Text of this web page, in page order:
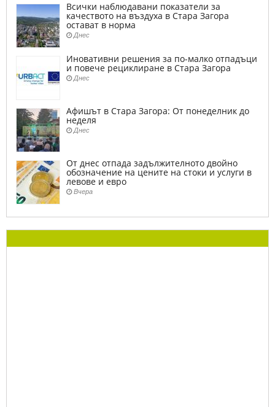
Всички наблюдавани показатели за
качеството на въздуха в Стара Загора
остават в норма
Днес
Иновативни решения за по-малко отпадъци
и повече рециклиране в Стара Загора
Днес
Афишът в Стара Загора: От понеделник до
неделя
Днес
От днес отпада задължителното двойно
обозначение на цените на стоки и услуги в
левове и евро
Вчера